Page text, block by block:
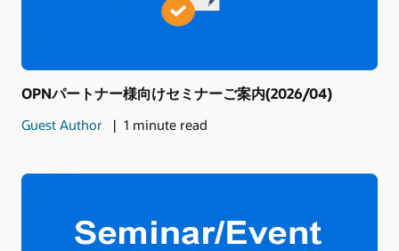
OPNパートナー様向けセミナーご案内(2026/04)
Guest Author 1 minute read